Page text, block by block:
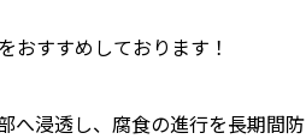
おすすめしております！
浸透し、腐食の進行を長期間防